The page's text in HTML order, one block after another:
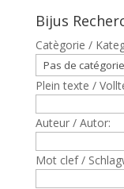
Bijus
Catègorie /
Plein texte /
Auteur / Autor:
Mot clef /